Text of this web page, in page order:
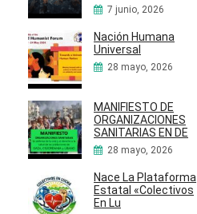
7 junio, 2026
Nación Humana
Universal
28 mayo, 2026
MANIFIESTO DE
ORGANIZACIONES
SANITARIAS EN DE
28 mayo, 2026
Nace La Plataforma
Estatal «Colectivos
En Lu